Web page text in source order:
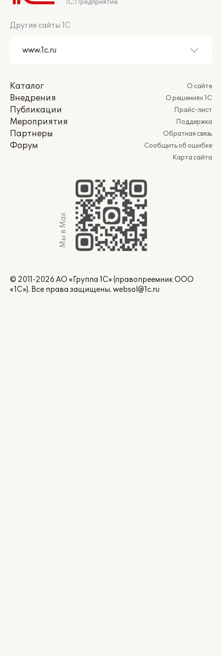
1С:Предприятие
Другие сайты 1С
Каталог
Внедрения
Публикации
Мероприятия
Партнеры
Форум
О сайте
О решениях 1С
Прайс-лист
Поддержка
Обратная связь
Сообщить об ошибке
Карта сайта
Мы в Max
© 2011-2026 АО «Группа 1С» (правопреемник ООО
«1С»). Все права защищены. websol@1c.ru